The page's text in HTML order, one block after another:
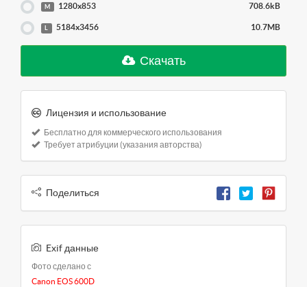
M 1280x853 708.6kB
L 5184x3456 10.7MB
Скачать
Лицензия и использование
Бесплатно для коммерческого использования
Требует атрибуции (указания авторства)
Поделиться
Exif данные
Фото сделано с
Canon EOS 600D